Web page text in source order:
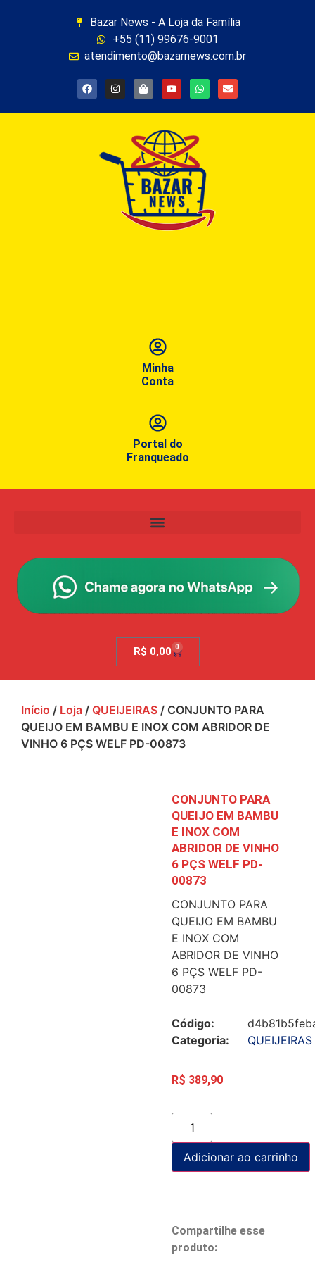
Bazar News - A Loja da Família
+55 (11) 99676-9001
atendimento@bazarnews.com.br
Minha
Conta
Portal do
Franqueado
R$ 0,00 0
Início / Loja / QUEIJEIRAS / CONJUNTO PARA
QUEIJO EM BAMBU E INOX COM ABRIDOR DE
VINHO 6 PÇS WELF PD-00873
CONJUNTO PARA
QUEIJO EM BAMBU
E INOX COM
ABRIDOR DE VINHO
6 PÇS WELF PD-
00873
CONJUNTO PARA
QUEIJO EM BAMBU
E INOX COM
ABRIDOR DE VINHO
6 PÇS WELF PD-
00873
Código:
Categoria:
QUEIJEIRAS
R$ 389,90
Adicionar ao carrinho
Compartilhe esse
produto: